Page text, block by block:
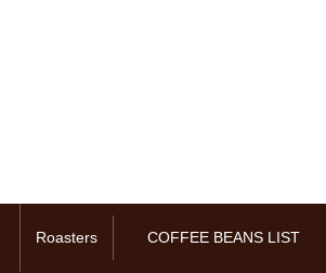
Roasters COFFEE BEANS LIST